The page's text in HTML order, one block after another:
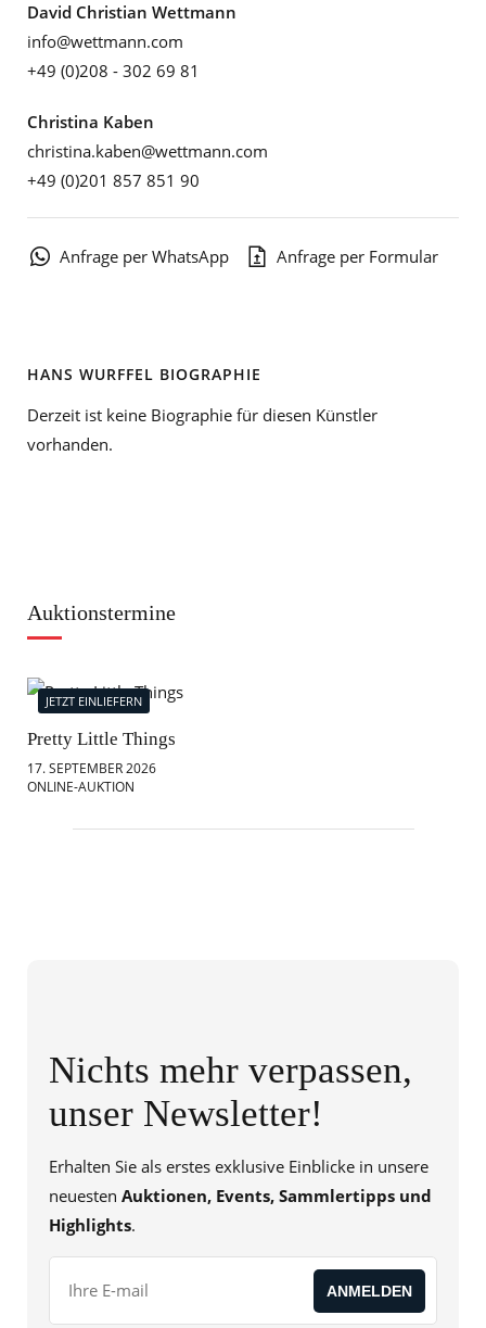
David Christian Wettmann
info@wettmann.com
+49 (0)208 - 302 69 81
Christina Kaben
christina.kaben@wettmann.com
+49 (0)201 857 851 90
Anfrage per WhatsApp Anfrage per Formular
HANS WURFFEL BIOGRAPHIE
Derzeit ist keine Biographie für diesen Künstler
vorhanden.
Auktionstermine
JETZT EINLIEFERN
Pretty Little Things
17. SEPTEMBER 2026
ONLINE-AUKTION
Nichts mehr verpassen,
unser Newsletter!
Erhalten Sie als erstes exklusive Einblicke in unsere
neuesten Auktionen, Events, Sammlertipps und
Highlights.